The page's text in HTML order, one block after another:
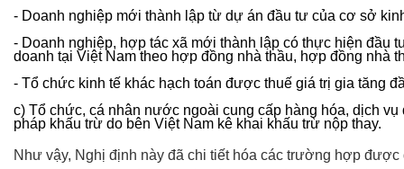
- Doanh nghiệp mới thành lập từ dự án đầu tư của cơ sở
- Doanh nghiệp, hợp tác xã mới thành lập có thực hiện đầu
doanh tại Việt Nam theo hợp đồng nhà thầu, hợp đồng nhà
- Tổ chức kinh tế khác hạch toán được thuế giá trị gia tăng
c) Tổ chức, cá nhân nước ngoài cung cấp hàng hóa, dịch
pháp khấu trừ do bên Việt Nam kê khai khấu trừ nộp thay.
Như vậy, Nghị định này đã chi tiết hóa các trường hợp